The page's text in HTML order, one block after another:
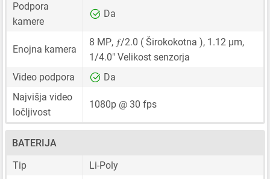
Podpora
kamere
Da
Enojna kamera
8 MP, ƒ/2.0 ( Širokokotna ), 1.12 μm,
1/4.0" Velikost senzorja
Video podpora
Da
Najvišja video
ločljivost
1080p @ 30 fps
BATERIJA
Tip
Li-Poly